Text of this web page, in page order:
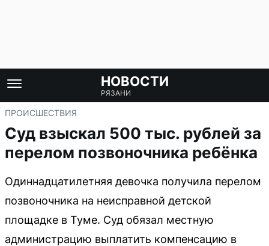
НОВОСТИ
РЯЗАНИ
ПРОИСШЕСТВИЯ
Суд взыскал 500 тыс. рублей за
перелом позвоночника ребёнка
Одиннадцатилетняя девочка получила перелом
позвоночника на неисправной детской
площадке в Туме. Суд обязал местную
администрацию выплатить компенсацию в